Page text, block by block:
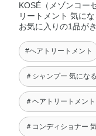
KOSÉ（メゾンコー
リートメント 気に
お気に入りの1品が
#ヘアトリートメント
＃シャンプー 気にな
＃ヘアトリートメン
＃コンディショナー